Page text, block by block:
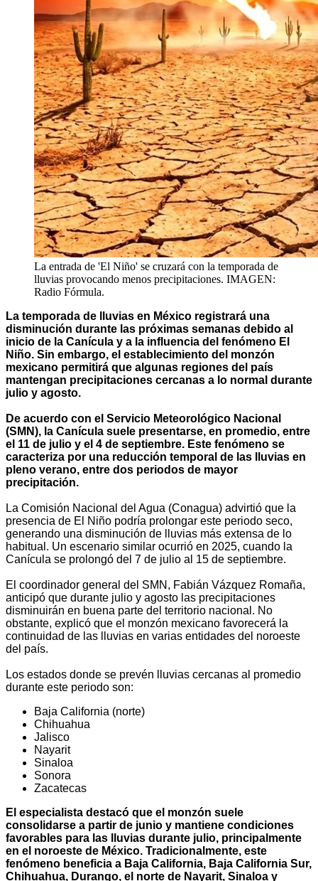
La entrada de 'El Niño' se cruzará con la temporada de
lluvias provocando menos precipitaciones. IMAGEN:
Radio Fórmula.
La temporada de lluvias en México registrará una
disminución durante las próximas semanas debido al
inicio de la Canícula y a la influencia del fenómeno El
Niño. Sin embargo, el establecimiento del monzón
mexicano permitirá que algunas regiones del país
mantengan precipitaciones cercanas a lo normal durante
julio y agosto.
De acuerdo con el Servicio Meteorológico Nacional
(SMN), la Canícula suele presentarse, en promedio, entre
el 11 de julio y el 4 de septiembre. Este fenómeno se
caracteriza por una reducción temporal de las lluvias en
pleno verano, entre dos periodos de mayor
precipitación.
La Comisión Nacional del Agua (Conagua) advirtió que la
presencia de El Niño podría prolongar este periodo seco,
generando una disminución de lluvias más extensa de lo
habitual. Un escenario similar ocurrió en 2025, cuando la
Canícula se prolongó del 7 de julio al 15 de septiembre.
El coordinador general del SMN, Fabián Vázquez Romaña,
anticipó que durante julio y agosto las precipitaciones
disminuirán en buena parte del territorio nacional. No
obstante, explicó que el monzón mexicano favorecerá la
continuidad de las lluvias en varias entidades del noroeste
del país.
Los estados donde se prevén lluvias cercanas al promedio
durante este periodo son:
Baja California (norte)
Chihuahua
Jalisco
Nayarit
Sinaloa
Sonora
Zacatecas
El especialista destacó que el monzón suele
consolidarse a partir de junio y mantiene condiciones
favorables para las lluvias durante julio, principalmente
en el noroeste de México. Tradicionalmente, este
fenómeno beneficia a Baja California, Baja California Sur,
Chihuahua, Durango, el norte de Nayarit, Sinaloa y